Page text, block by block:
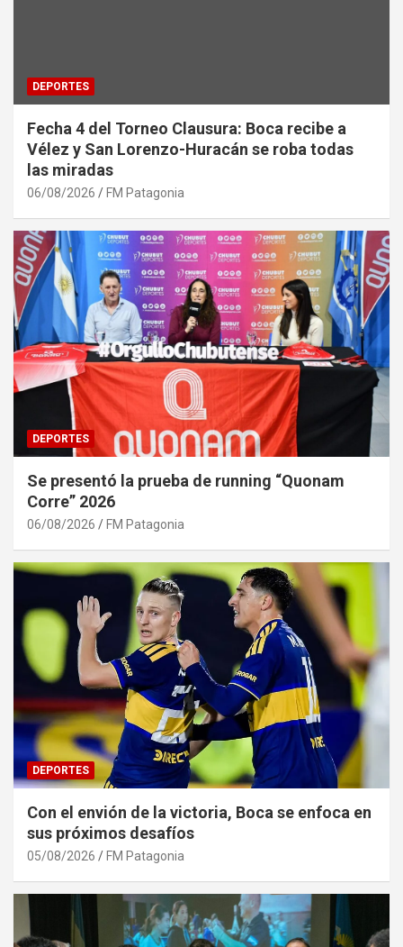
DEPORTES
Fecha 4 del Torneo Clausura: Boca recibe a
Vélez y San Lorenzo-Huracán se roba todas
las miradas
06/08/2026 FM Patagonia
DEPORTES
Se presentó la prueba de running “Quonam
Corre” 2026
06/08/2026 FM Patagonia
DEPORTES
Con el envión de la victoria, Boca se enfoca en
sus próximos desafíos
05/08/2026 FM Patagonia